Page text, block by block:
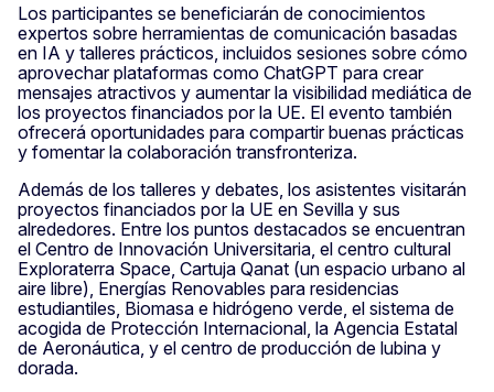
Los participantes se beneficiarán de conocimientos
expertos sobre herramientas de comunicación basadas
en IA y talleres prácticos, incluidos sesiones sobre cómo
aprovechar plataformas como ChatGPT para crear
mensajes atractivos y aumentar la visibilidad mediática de
los proyectos financiados por la UE. El evento también
ofrecerá oportunidades para compartir buenas prácticas
y fomentar la colaboración transfronteriza.
Además de los talleres y debates, los asistentes visitarán
proyectos financiados por la UE en Sevilla y sus
alrededores. Entre los puntos destacados se encuentran
el Centro de Innovación Universitaria, el centro cultural
Exploraterra Space, Cartuja Qanat (un espacio urbano al
aire libre), Energías Renovables para residencias
estudiantiles, Biomasa e hidrógeno verde, el sistema de
acogida de Protección Internacional, la Agencia Estatal
de Aeronáutica, y el centro de producción de lubina y
dorada.